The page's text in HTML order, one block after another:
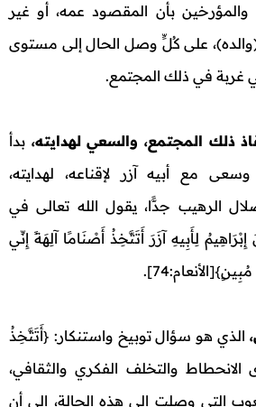
بأن المقصود عمه، أو غير
(والده)، على كُلٍّ وصل الحال إلى مستوى
غربة في ذلك المجتمع.
ذلك المجتمع، والسعي لهدايته، بدأ
مع أبيه آزر لإقناعه، لهدايته،
الرهيب جدًّا، يقول الله تعالى في
لِأَبِيهِ آزَرَ أَتَتَّخِذُ أَصْنَامًا آلِهَةً إِنِّي
الذي هو سؤال توبيخ واستنكار: {أَتَتَّخِذُ
والتخلف الفكري والثقافي،
التي وصلت إلى هذه الحالة، إلى أن